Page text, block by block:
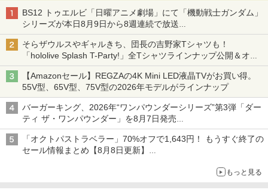
BS12 トゥエルビ「日曜アニメ劇場」にて「機動戦士ガンダム」
シリーズが本日8月9日から8週連続で放送
初回は「機動戦士ガンダム【HDリマスター版】」
そらザウルスやギャルきち、団長の吉野家Tシャツも！
「hololive Splash T-Party!」全Tシャツラインナップ公開＆オン
ライン販売開始
【Amazonセール】REGZAの4K Mini LED液晶TVがお買い得。
55V型、65V型、75V型の2026年モデルがラインナップ
バーガーキング、2026年“ワンパウンダーシリーズ”第3弾「ダー
ティ ザ・ワンパウンダー」を8月7日発売
「特製ガーリックマヨソース」を使用した超大型チーズバーガー
「オクトパストラベラー」70%オフで1,643円！ もうすぐ終了の
セール情報まとめ【8月8日更新】
もっと見る